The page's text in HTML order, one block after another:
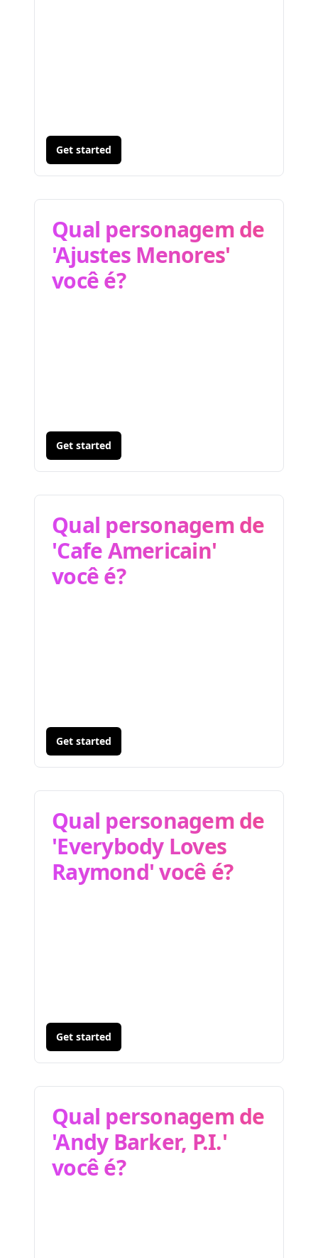
Get started
Qual personagem de
'Ajustes Menores'
você é?
Get started
Qual personagem de
'Cafe Americain'
você é?
Get started
Qual personagem de
'Everybody Loves
Raymond' você é?
Get started
Qual personagem de
'Andy Barker, P.I.'
você é?